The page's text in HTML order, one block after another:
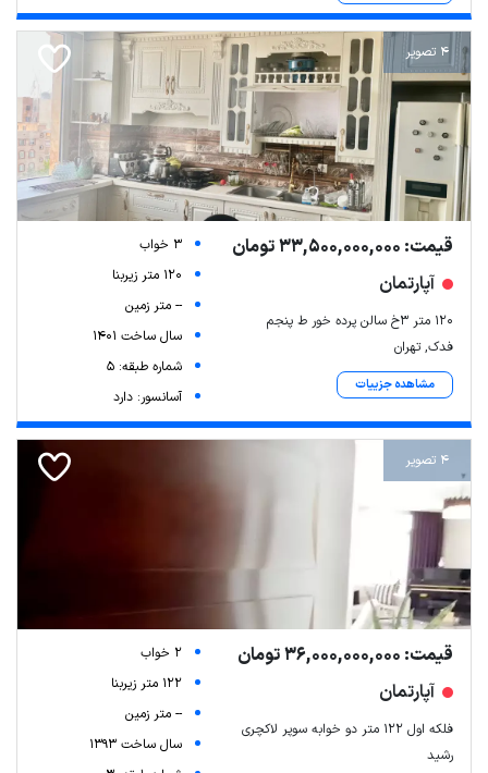
4 تصویر
قیمت: 33,500,000,000 تومان
آپارتمان
۱۲۰ متر ۳خ سالن پرده خور ط پنجم
فدک, تهران
مشاهده جزییات
3 خواب
120 متر زیربنا
-- متر زمین
سال ساخت 1401
شماره طبقه: 5
آسانسور: دارد
4 تصویر
قیمت: 36,000,000,000 تومان
آپارتمان
فلکه اول ۱۲۲ متر دو خوابه سوپر لاکچری
رشید
2 خواب
122 متر زیربنا
-- متر زمین
سال ساخت 1393